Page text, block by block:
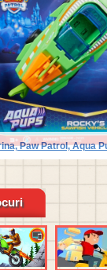
Paw Patrol, Aqua